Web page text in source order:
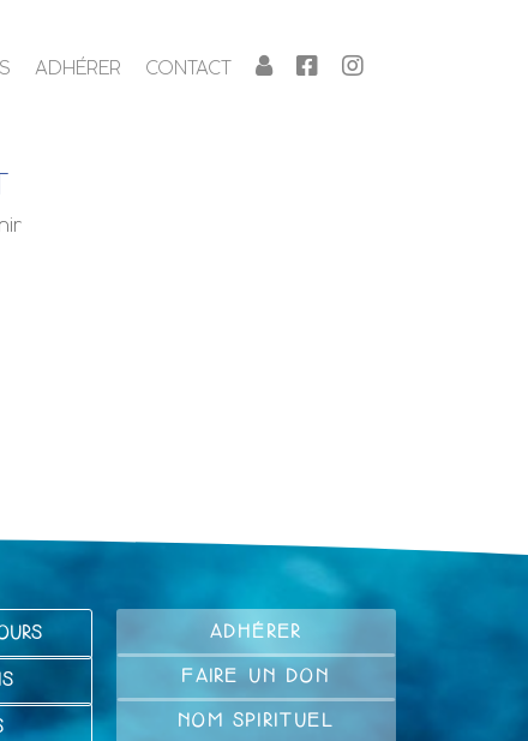
ADHÉRER CONTACT
ADHÉRER
FAIRE UN DON
NOM SPIRITUEL